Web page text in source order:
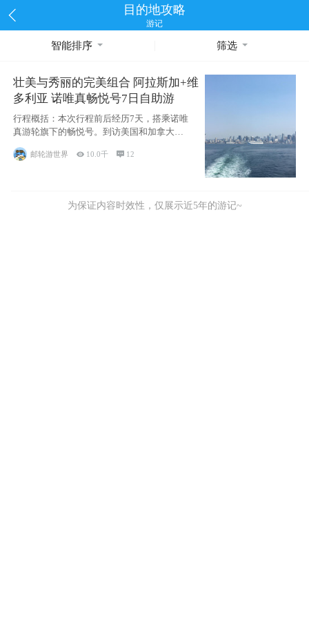
目的地攻略
游记
智能排序 筛选
壮美与秀丽的完美组合 阿拉斯加+维
多利亚 诺唯真畅悦号7日自助游
行程概括：本次行程前后经历7天，搭乘诺唯
真游轮旗下的畅悦号。到访美国和加拿大的4
个州/省：美国华盛顿州
邮轮游世界  10.0千  12
为保证内容时效性，仅展示近5年的游记~